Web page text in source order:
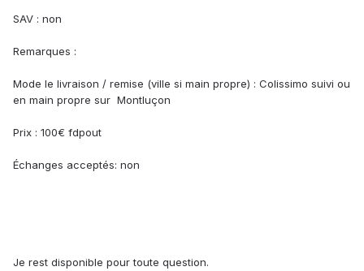
SAV : non
Remarques :
Mode le livraison / remise (ville si main propre) : Colissimo suivi ou
en main propre sur Montluçon
Prix : 100€ fdpout
Échanges acceptés: non
Je rest disponible pour toute question.